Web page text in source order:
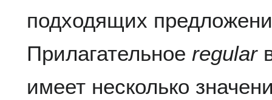
подходящих
Прилагательное regular
имеет несколько